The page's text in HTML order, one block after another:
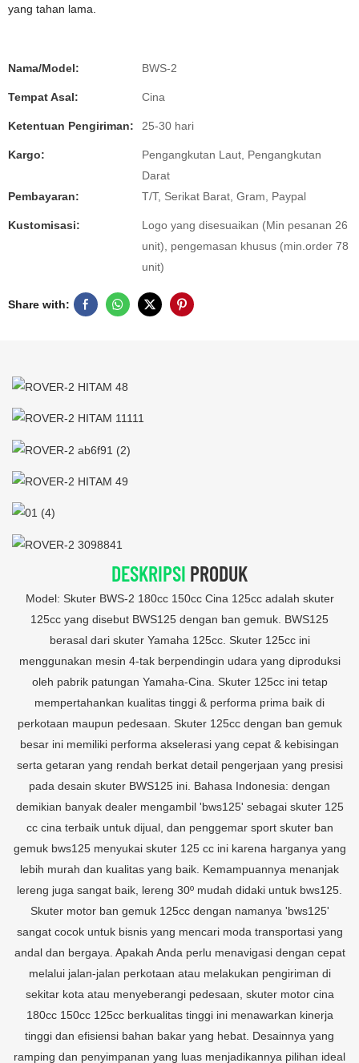
yang tahan lama.
Nama/Model: BWS-2
Tempat Asal: Cina
Ketentuan Pengiriman: 25-30 hari
Kargo:
Pengangkutan Laut, Pengangkutan
Darat
Pembayaran:
T/T, Serikat Barat, Gram, Paypal
Kustomisasi:
Logo yang disesuaikan (Min pesanan 26
unit), pengemasan khusus (min.order 78
unit)
Share with:
DESKRIPSI PRODUK
Model: Skuter BWS-2 180cc 150cc Cina 125cc adalah skuter
125cc yang disebut BWS125 dengan ban gemuk. BWS125
berasal dari skuter Yamaha 125cc. Skuter 125cc ini
menggunakan mesin 4-tak berpendingin udara yang diproduksi
oleh pabrik patungan Yamaha-Cina. Skuter 125cc ini tetap
mempertahankan kualitas tinggi & performa prima baik di
perkotaan maupun pedesaan. Skuter 125cc dengan ban gemuk
besar ini memiliki performa akselerasi yang cepat & kebisingan
serta getaran yang rendah berkat detail pengerjaan yang presisi
pada desain skuter BWS125 ini. Bahasa Indonesia: dengan
demikian banyak dealer mengambil 'bws125' sebagai skuter 125
cc cina terbaik untuk dijual, dan penggemar sport skuter ban
gemuk bws125 menyukai skuter 125 cc ini karena harganya yang
lebih murah dan kualitas yang baik. Kemampuannya menanjak
lereng juga sangat baik, lereng 30º mudah didaki untuk bws125.
Skuter motor ban gemuk 125cc dengan namanya 'bws125'
sangat cocok untuk bisnis yang mencari moda transportasi yang
andal dan bergaya. Apakah Anda perlu menavigasi dengan cepat
melalui jalan-jalan perkotaan atau melakukan pengiriman di
sekitar kota atau menyeberangi pedesaan, skuter motor cina
180cc 150cc 125cc berkualitas tinggi ini menawarkan kinerja
tinggi dan efisiensi bahan bakar yang hebat. Desainnya yang
ramping dan penyimpanan yang luas menjadikannya pilihan ideal